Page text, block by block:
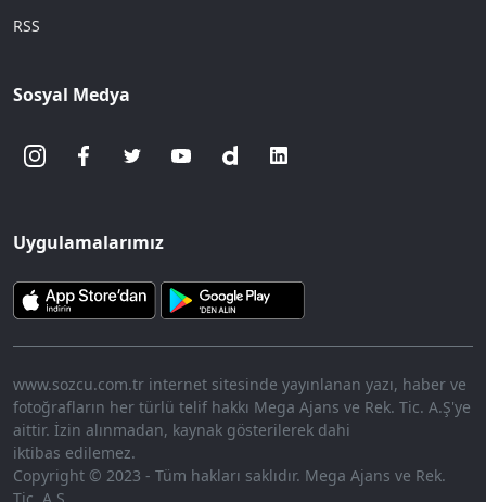
RSS
Sosyal Medya
Uygulamalarımız
www.sozcu.com.tr internet sitesinde yayınlanan yazı, haber ve
fotoğrafların her türlü telif hakkı Mega Ajans ve Rek. Tic. A.Ş'ye
aittir. İzin alınmadan, kaynak gösterilerek dahi
iktibas edilemez.
Copyright © 2023 - Tüm hakları saklıdır. Mega Ajans ve Rek.